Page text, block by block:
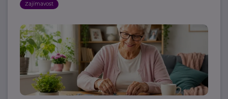
Zajímavost